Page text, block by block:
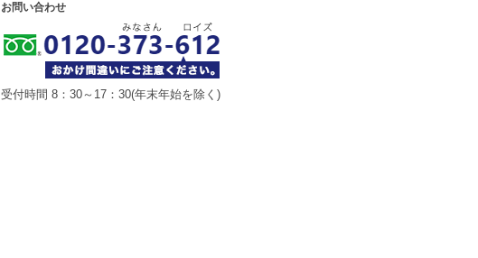
お問い合わせ
受付時間 8：30～17：30(年末年始を除く)